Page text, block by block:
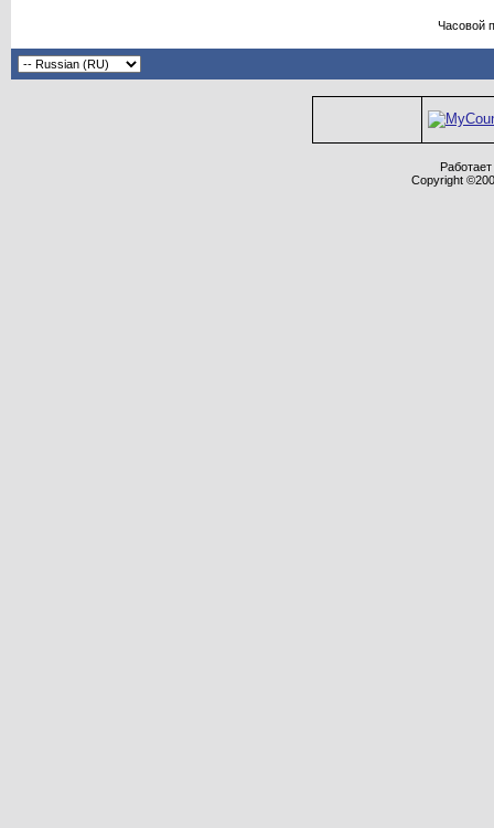
Соглашаясь с нашими
РФ.
Администрация форума
переносить или закрывать
Часовой
Copyright